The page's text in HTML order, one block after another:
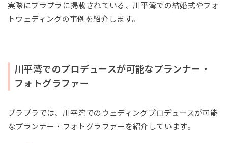
実際にブラプラに掲載されている、川平湾での結婚式やフォ
トウェディングの事例を紹介します。
川平湾でのプロデュースが可能なプランナー・
フォトグラファー
ブラプラでは、川平湾でのウェディングプロデュースが可能
なプランナー・フォトグラファーを紹介しています。